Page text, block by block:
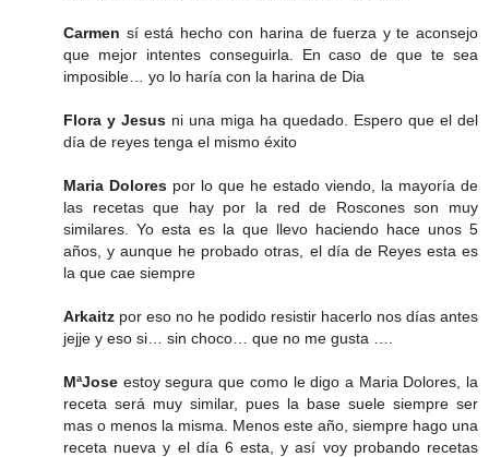
Carmen sí está hecho con harina de fuerza y te aconsejo
que mejor intentes conseguirla. En caso de que te sea
imposible… yo lo haría con la harina de Dia
Flora y Jesus ni una miga ha quedado. Espero que el del
día de reyes tenga el mismo éxito
Maria Dolores por lo que he estado viendo, la mayoría de
las recetas que hay por la red de Roscones son muy
similares. Yo esta es la que llevo haciendo hace unos 5
años, y aunque he probado otras, el día de Reyes esta es
la que cae siempre
Arkaitz por eso no he podido resistir hacerlo nos días antes
jejje y eso si… sin choco… que no me gusta ….
MªJose estoy segura que como le digo a Maria Dolores, la
receta será muy similar, pues la base suele siempre ser
mas o menos la misma. Menos este año, siempre hago una
receta nueva y el día 6 esta, y así voy probando recetas